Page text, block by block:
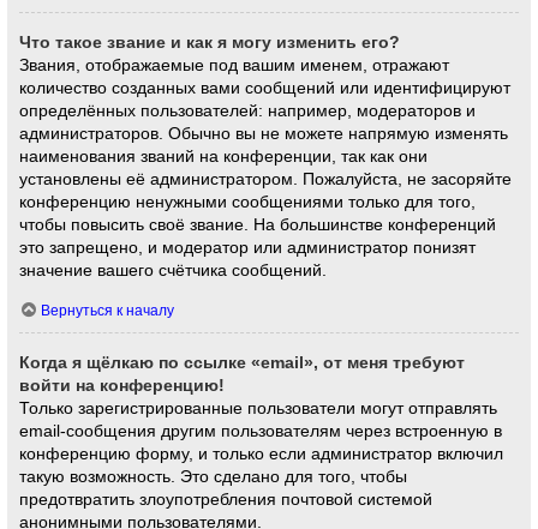
Что такое звание и как я могу изменить его?
Звания, отображаемые под вашим именем, отражают
количество созданных вами сообщений или идентифицируют
определённых пользователей: например, модераторов и
администраторов. Обычно вы не можете напрямую изменять
наименования званий на конференции, так как они
установлены её администратором. Пожалуйста, не засоряйте
конференцию ненужными сообщениями только для того,
чтобы повысить своё звание. На большинстве конференций
это запрещено, и модератор или администратор понизят
значение вашего счётчика сообщений.
Вернуться к началу
Когда я щёлкаю по ссылке «email», от меня требуют
войти на конференцию!
Только зарегистрированные пользователи могут отправлять
email-сообщения другим пользователям через встроенную в
конференцию форму, и только если администратор включил
такую возможность. Это сделано для того, чтобы
предотвратить злоупотребления почтовой системой
анонимными пользователями.